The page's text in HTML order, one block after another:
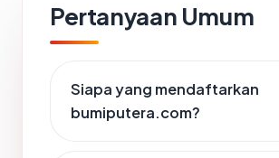
Pertanyaan Umum
Siapa yang mendaftarkan
bumiputera.com?